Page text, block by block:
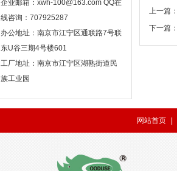
企业邮箱：xwh-100@163.com QQ在
线咨询：707925287
办公地址：南京市江宁区通联路7号联
东U谷三期4号楼601
工厂地址：南京市江宁区湖熟街道民
族工业园
上一篇：
下一篇：
网站首页